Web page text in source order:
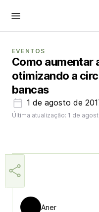
EVENTOS
Como aumentar
otimizando a
bancas
1 de agosto de
Última atualização: 1 de
Aner